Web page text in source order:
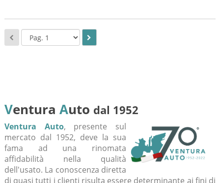
Ventura Auto dal 1952
Ventura Auto, presente sul
mercato dal 1952, deve la sua
fama ad una rinomata
affidabilità nella qualità
dell'usato. La conoscenza diretta
di quasi tutti i clienti risulta essere determinante ai fini di